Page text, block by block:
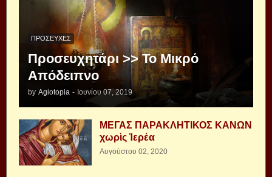
ΠΡΟΣΕΥΧΈΣ
Προσευχητάρι >> Το Μικρό
Απόδειπνο
by Agiotopia - Ιουνίου 07, 2019
ΜΕΓΑΣ ΠΑΡΑΚΛΗΤΙΚΟΣ ΚΑΝΩΝ
χωρὶς Ἱερέα
Αυγούστου 02, 2020